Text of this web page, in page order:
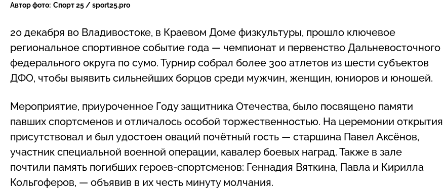
Автор фото: Спорт 25 / sport25.pro
20 декабря во Владивостоке, в Краевом Доме физкультуры, прошло ключевое
региональное спортивное событие года — чемпионат и первенство Дальневосточного
федерального округа по сумо. Турнир собрал более 300 атлетов из шести субъектов
ДФО, чтобы выявить сильнейших борцов среди мужчин, женщин, юниоров и юношей.
Мероприятие, приуроченное Году защитника Отечества, было посвящено памяти
павших спортсменов и отличалось особой торжественностью. На церемонии открытия
присутствовал и был удостоен оваций почётный гость — старшина Павел Аксёнов,
участник специальной военной операции, кавалер боевых наград. Также в зале
почтили память погибших героев-спортсменов: Геннадия Вяткина, Павла и Кирилла
Кольгоферов, — объявив в их честь минуту молчания.